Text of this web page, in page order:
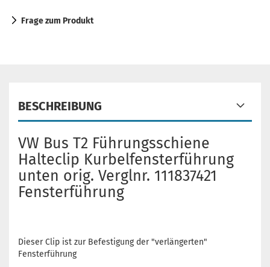
Frage zum Produkt
BESCHREIBUNG
VW Bus T2 Führungsschiene
Halteclip Kurbelfensterführung
unten orig. Verglnr. 111837421
Fensterführung
Dieser Clip ist zur Befestigung der "verlängerten"
Fensterführung